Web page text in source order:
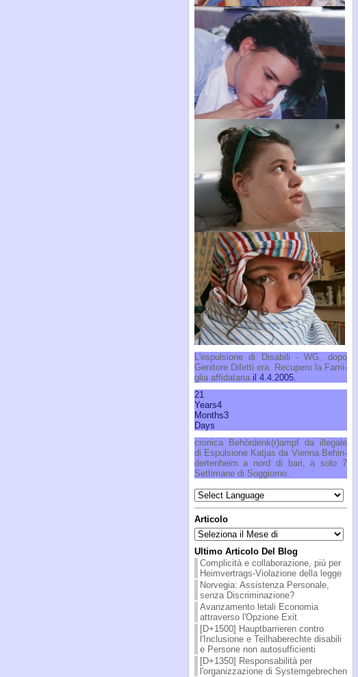
L'e­spul­sio­ne di Di­sa­bi­li - WG, do­po
Ge­ni­to­re Di­fet­ti era. Re­cu­pe­ro la Fa­mi­
glia af­fi­da­ta­riail 4.4.2005.
21
Years4
Months3
Days
cro­ni­ca Behördenk(r)am­pf da il­le­ga­le
di Espul­sio­ne Ka­t­jas da Vien­na Be­hin­
der­te­n­heim a nord di ba­ri, a so­lo 7
Set­ti­ma­ne di Sog­gior­no.
Articolo
Articolo
Ultimo Articolo Del Blog
Complicità e collaborazione, più per
Heimvertrags-Violazione della legge
Norvegia: Assistenza Personale,
senza Discriminazione?
Avanzamento letali Economia
attraverso l'Opzione Exit
[D+1500] Hauptbarrieren contro
l'Inclusione e Teilhaberechte disabili
e Persone non autosufficienti
[D+1350] Responsabilità per
l'organizzazione di Systemgebrechen